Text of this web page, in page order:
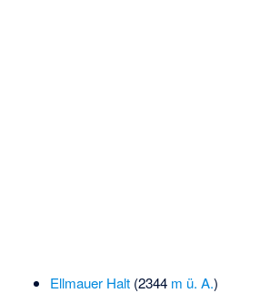
Ellmauer Halt(2344 m ü. A.)